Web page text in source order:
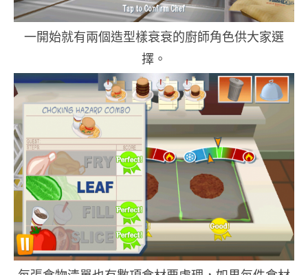
一開始就有兩個造型樣衰衰的廚師角色供大家選
擇。